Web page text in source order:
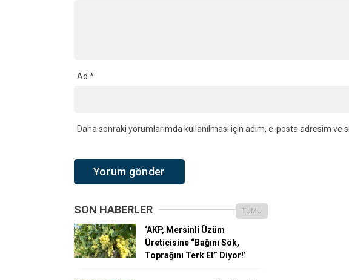
Ad *
Daha sonraki yorumlarımda kullanılması için adım, e-posta adresim ve
SON HABERLER TÜMÜ
‘AKP, Mersinli Üzüm
Üreticisine “Bağını Sök,
Toprağını Terk Et” Diyor!’